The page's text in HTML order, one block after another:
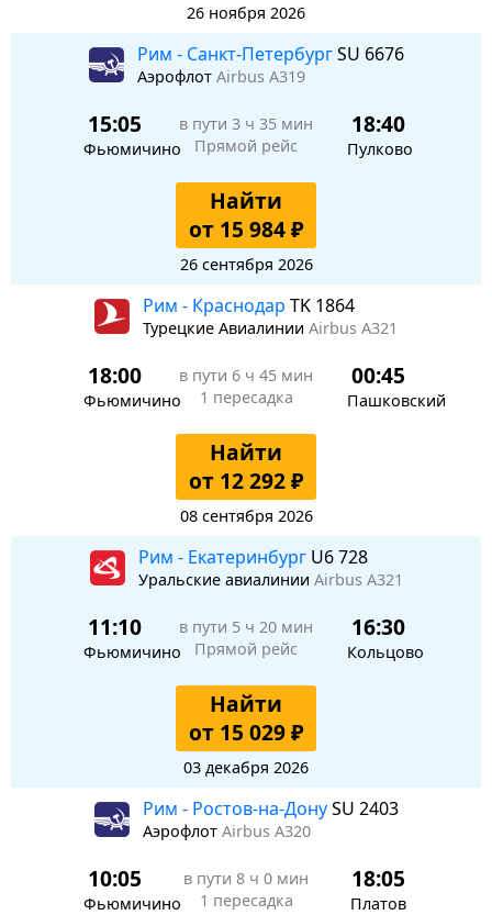
26 ноября 2026
Рим - Санкт-ПетербургSU 6676
Аэрофлот Airbus A319
15:05
Фьюмичино
в пути 3 ч 35 мин
Прямой рейс
18:40
Пулково
Найти
от 15 984 ₽
26 сентября 2026
Рим - Краснодар TK 1864
Турецкие Авиалинии Airbus A321
18:00
Фьюмичино
в пути 6 ч 45 мин
1 пересадка
00:45
Пашковский
Найти
от 12 292 ₽
08 сентября 2026
Рим - Екатеринбург U6 728
Уральские авиалинии Airbus A321
11:10
Фьюмичино
в пути 5 ч 20 мин
Прямой рейс
16:30
Кольцово
Найти
от 15 029 ₽
03 декабря 2026
Рим - Ростов-на-ДонуSU 2403
Аэрофлот Airbus A320
10:05
Фьюмичино
в пути 8 ч 0 мин
1 пересадка
18:05
Платов